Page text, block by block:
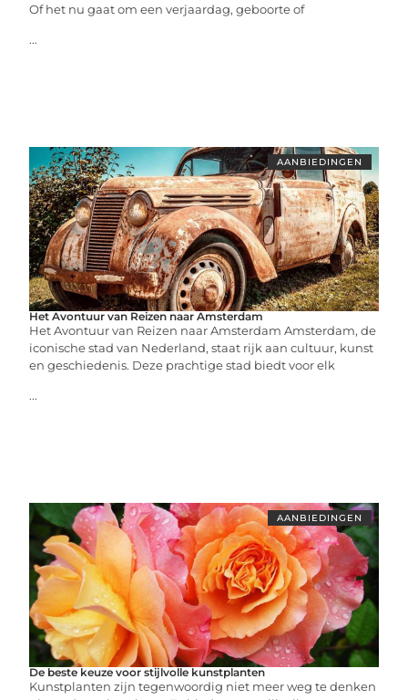
Of het nu gaat om een verjaardag, geboorte of
...
AANBIEDINGEN
Het Avontuur van Reizen naar Amsterdam
Het Avontuur van Reizen naar Amsterdam Amsterdam, de
iconische stad van Nederland, staat rijk aan cultuur, kunst
en geschiedenis. Deze prachtige stad biedt voor elk
...
AANBIEDINGEN
De beste keuze voor stijlvolle kunstplanten
Kunstplanten zijn tegenwoordig niet meer weg te denken